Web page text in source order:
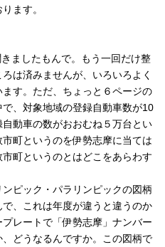
ます。
ましたもんで。もう一回だけ整
は済みませんが、いろいろよく
す。ただ、ちょっと６ページの
、対象地域の登録自動車数が10
動車の数がおおむね５万台とい
町というのを伊勢志摩に当ては
町というのとはどこをあらわす
ピック・パラリンピックの図柄
、これは年度が違うと違うのか
レートで「伊勢志摩」ナンバー
どうなるんですか。この図柄で